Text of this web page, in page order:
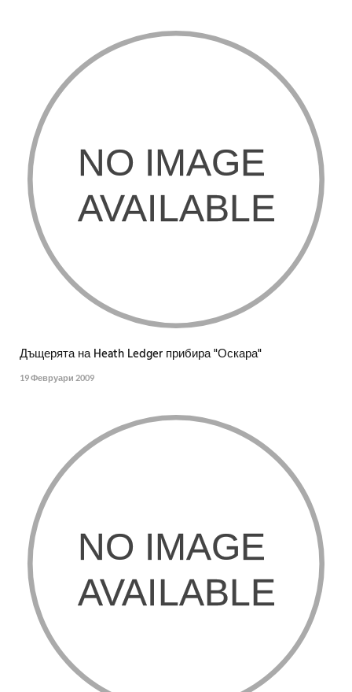
Дъщерята на Heath Ledger прибира "Оскара"
19 Февруари 2009